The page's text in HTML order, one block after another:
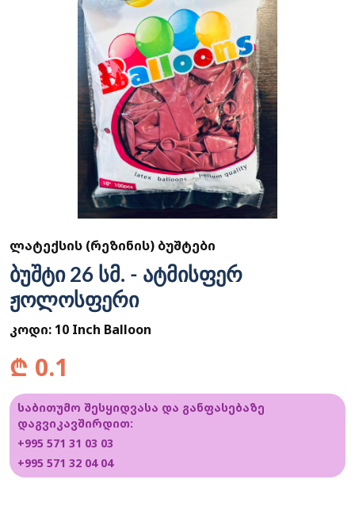
ᲚᲐᲢᲔᲥᲡᲘᲡ (ᲠᲔᲖᲘᲜᲘᲡ) ᲑᲣᲨᲢᲔᲑᲘ
ბუშტი 26 სმ. - ატმისფერ
ჟოლოსფერი
კოდი: 10 Inch Balloon
₾ 0.1
საბითუმო შესყიდვასა და განფასებაზე
დაგვიკავშირდით:
+995 571 31 03 03
+995 571 32 04 04